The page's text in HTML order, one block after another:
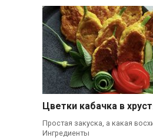
Цветки кабачка в
Простая закуска, а какая
Ингредиенты